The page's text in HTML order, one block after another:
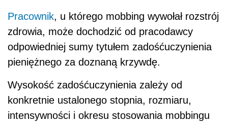
Pracownik, u którego mobbing wywołał rozstrój
zdrowia, może dochodzić od pracodawcy
odpowiedniej sumy tytułem zadośćuczynienia
pieniężnego za doznaną krzywdę.
Wysokość zadośćuczynienia zależy od
konkretnie ustalonego stopnia, rozmiaru,
intensywności i okresu stosowania mobbingu